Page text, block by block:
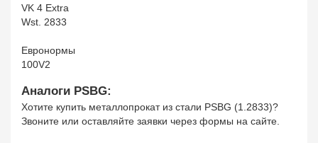
VK 4 Extra
Wst. 2833
Евронормы
100V2
Аналоги PSBG:
Хотите купить металлопрокат из стали PSBG (1.2833)?
Звоните или оставляйте заявки через формы на сайте.